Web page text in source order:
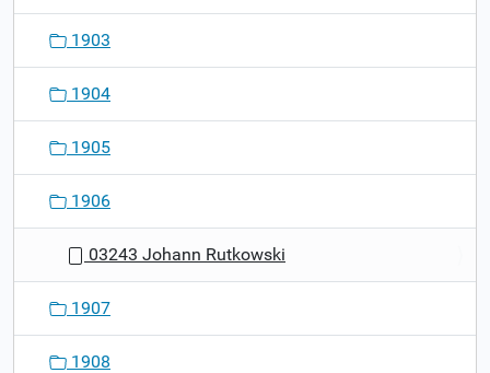
1903
1904
1905
1906
03243 Johann Rutkowski
1907
1908